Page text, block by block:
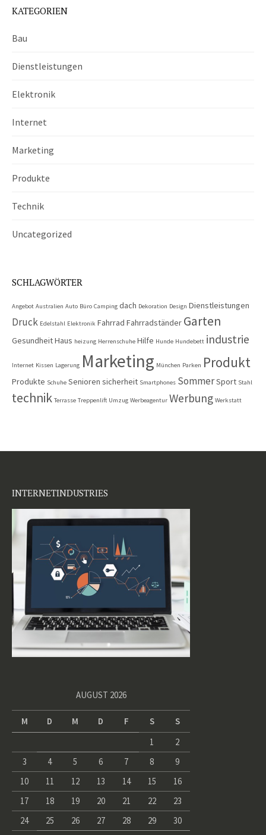
KATEGORIEN
Bau
Dienstleistungen
Elektronik
Internet
Marketing
Produkte
Technik
Uncategorized
SCHLAGWÖRTER
Angebot Australien Auto Büro Camping dach Dekoration Design Dienstleistungen
Druck Edelstahl Elektronik Fahrrad Fahrradständer Garten
GesundheitHaus heizung Herrenschuhe Hilfe Hunde Hundebett industrie
Internet Kissen Lagerung Marketing München Parken Produkt
Produkte Schuhe Senioren sicherheit Smartphones SommerSport Stahl
technik Terrasse Treppenlift Umzug Werbeagentur Werbung Werkstatt
INTERNETINDUSTRIES
AUGUST 2026
M D M D F S
S
1
2
3
4 5 6 7 8
9
10
11 12 13 14 15
16
17
18 19 20 21 22
23
24
25 26 27 28 29
30